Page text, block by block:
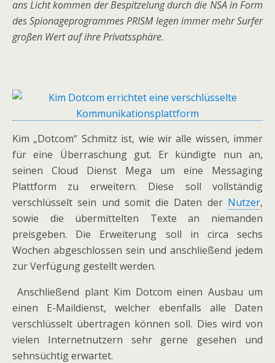
ans Licht kommen der Bespitzelung durch die NSA in Form
des Spionageprogrammes PRISM legen immer mehr Surfer
großen Wert auf ihre Privatssphäre.
Kim „Dotcom“ Schmitz ist, wie wir alle wissen, immer
für eine Überraschung gut. Er kündigte nun an,
seinen Cloud Dienst Mega um eine Messaging
Plattform zu erweitern. Diese soll vollständig
verschlüsselt sein und somit die Daten der Nutzer,
sowie die übermittelten Texte an niemanden
preisgeben. Die Erweiterung soll in circa sechs
Wochen abgeschlossen sein und anschließend jedem
zur Verfügung gestellt werden.
Anschließend plant Kim Dotcom einen Ausbau um
einen E-Maildienst, welcher ebenfalls alle Daten
verschlüsselt übertragen können soll. Dies wird von
vielen Internetnutzern sehr gerne gesehen und
sehnsüchtig erwartet.